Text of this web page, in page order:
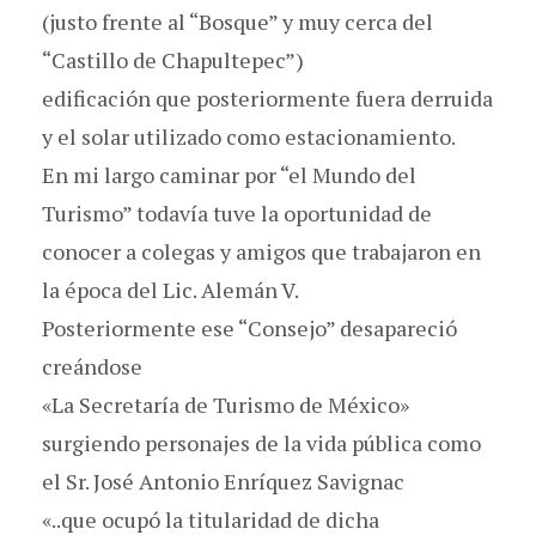
(justo frente al “Bosque” y muy cerca del
“Castillo de Chapultepec”)
edificación que posteriormente fuera derruida
y el solar utilizado como estacionamiento.
En mi largo caminar por “el Mundo del
Turismo” todavía tuve la oportunidad de
conocer a colegas y amigos que trabajaron en
la época del Lic. Alemán V.
Posteriormente ese “Consejo” desapareció
creándose
«La Secretaría de Turismo de México»
surgiendo personajes de la vida pública como
el Sr. José Antonio Enríquez Savignac
«..que ocupó la titularidad de dicha